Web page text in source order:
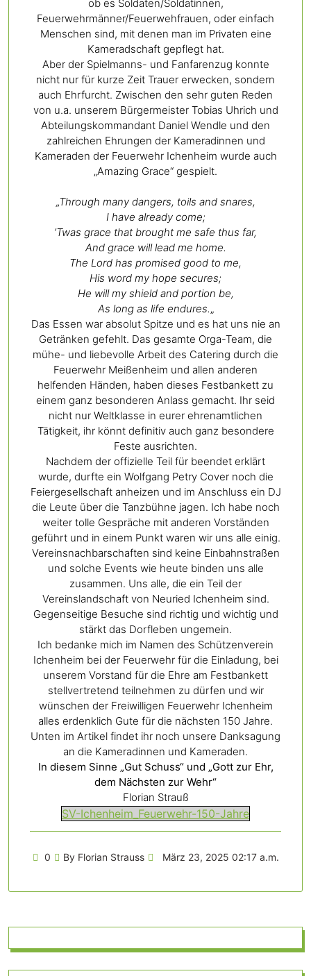
ob es Soldaten/Soldatinnen,
Feuerwehrmänner/Feuerwehfrauen, oder einfach
Menschen sind, mit denen man im Privaten eine
Kameradschaft gepflegt hat.
Aber der Spielmanns- und Fanfarenzug konnte
nicht nur für kurze Zeit Trauer erwecken, sondern
auch Ehrfurcht. Zwischen den sehr guten Reden
von u.a. unserem Bürgermeister Tobias Uhrich und
Abteilungskommandant Daniel Wendle und den
zahlreichen Ehrungen der Kameradinnen und
Kameraden der Feuerwehr Ichenheim wurde auch
„Amazing Grace“ gespielt.
„Through many dangers, toils and snares,
I have already come;
’Twas grace that brought me safe thus far,
And grace will lead me home.
The Lord has promised good to me,
His word my hope secures;
He will my shield and portion be,
As long as life endures.„
Das Essen war absolut Spitze und es hat uns nie an
Getränken gefehlt. Das gesamte Orga-Team, die
mühe- und liebevolle Arbeit des Catering durch die
Feuerwehr Meißenheim und allen anderen
helfenden Händen, haben dieses Festbankett zu
einem ganz besonderen Anlass gemacht. Ihr seid
nicht nur Weltklasse in eurer ehrenamtlichen
Tätigkeit, ihr könnt definitiv auch ganz besondere
Feste ausrichten.
Nachdem der offizielle Teil für beendet erklärt
wurde, durfte ein Wolfgang Petry Cover noch die
Feiergesellschaft anheizen und im Anschluss ein DJ
die Leute über die Tanzbühne jagen. Ich habe noch
weiter tolle Gespräche mit anderen Vorständen
geführt und in einem Punkt waren wir uns alle einig.
Vereinsnachbarschaften sind keine Einbahnstraßen
und solche Events wie heute binden uns alle
zusammen. Uns alle, die ein Teil der
Vereinslandschaft von Neuried Ichenheim sind.
Gegenseitige Besuche sind richtig und wichtig und
stärkt das Dorfleben ungemein.
Ich bedanke mich im Namen des Schützenverein
Ichenheim bei der Feuerwehr für die Einladung, bei
unserem Vorstand für die Ehre am Festbankett
stellvertretend teilnehmen zu dürfen und wir
wünschen der Freiwilligen Feuerwehr Ichenheim
alles erdenklich Gute für die nächsten 150 Jahre.
Unten im Artikel findet ihr noch unsere Danksagung
an die Kameradinnen und Kameraden.
In diesem Sinne „Gut Schuss“ und „Gott zur Ehr,
dem Nächsten zur Wehr“
Florian Strauß
SV-Ichenheim_Feuerwehr-150-Jahre
0 By Florian Strauss März 23, 2025 02:17 a.m.